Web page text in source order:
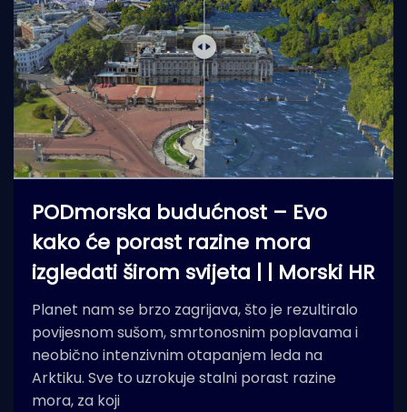
PODmorska budućnost – Evo
kako će porast razine mora
izgledati širom svijeta | | Morski HR
Planet nam se brzo zagrijava, što je rezultiralo
povijesnom sušom, smrtonosnim poplavama i
neobično intenzivnim otapanjem leda na
Arktiku. Sve to uzrokuje stalni porast razine
mora, za koji